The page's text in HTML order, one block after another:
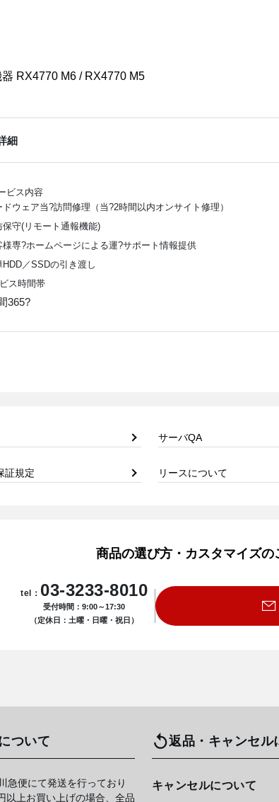
RX4770 M6 / RX4770 M5
細
ビス内容
ドウェア当?訪問修理（当?2時間以内オンサイト修理）
保守(リモート通報機能)
様専?ホームページによる運?サポート情報提供
HDD／SSDの引き渡し
ス時間帯
365?
サーバQA
証規定 リースについて
商品の選び方・カスタマイズの
tel： 03-3233-8010
受付時間：9:00～17:30
（定休日：土曜・日曜・祝日）
ついて
急便にて発送を行っており
以上お買い上げの場合、全品
返品・キャンセル
キャンセルについて